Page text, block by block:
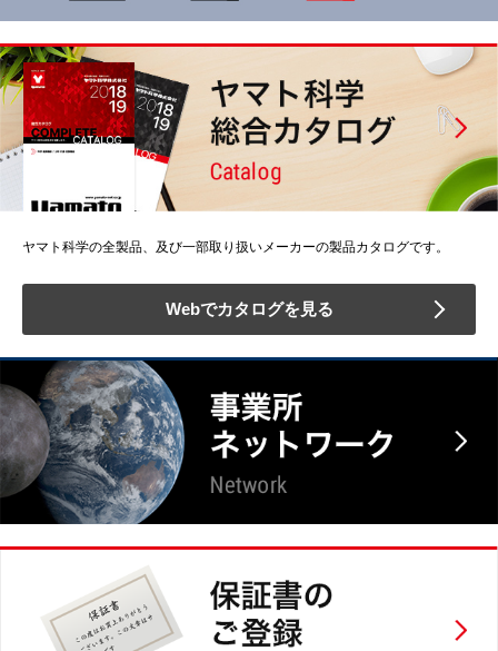
ヤマト科学の全製品、及び一部取り扱いメーカーの製品カタログです。
Webでカタログを見る